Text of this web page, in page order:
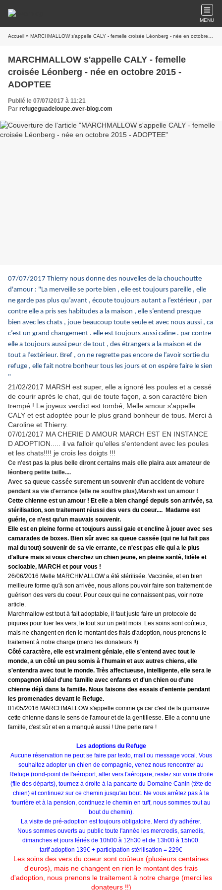
MENU
Accueil » MARCHMALLOW s'appelle CALY - femelle croisée Léonberg - née en octobre 2015 - ADOPTEE
MARCHMALLOW s'appelle CALY - femelle
croisée Léonberg - née en octobre 2015 -
ADOPTEE
Publié le 07/07/2017 à 11:21
Par refugeguadeloupe.over-blog.com
07/07/2017 Thierry nous donne des nouvelles de la chouchoutte
d'amour : "La merveille se porte bien , elle est toujours pareille , elle
ne garde pas plus qu’avant , écoute toujours autant a l’extérieur , par
contre elle a pris ses habitudes a la maison , elle s’entend presque
bien avec les chats , joue beaucoup toute seule et avec nous aussi , ca
c’est un grand changement . elle est toujours aussi caline . par contre
elle a toujours aussi peur de tout , des étrangers a la maison et de
tout a l’extérieur. Bref , on ne regrette pas encore de l’avoir sortie du
refuge , elle fait notre bonheur tous les jours et on espère faire le sien
"
21/02/2017 MARSH est super, elle a ignoré les poules et a cessé
de courir après le chat, qui de toute façon, a son caractère bien
trempé ! Le joyeux verdict est tombé, Melle amour s'appelle
CALY et est adoptée pour le plus grand bonheur de tous. Merci à
Caroline et Thierry.
07/01/2017 MA CHERIE D AMOUR MARCH EST EN INSTANCE
D ADOPTION..... il va falloir qu'elles s'entendent avec les poules
et les chats!!!! je crois les doigts !!!
Ce n'est pas la plus belle diront certains mais elle plaira aux amateur de
léonberg petite taille....
Avec sa queue cassée surement un souvenir d'un accident de voiture
pendant sa vie d'errance (elle ne souffre plus),Marsh est un amour !
Cette chienne est un amour ! Et elle a bien changé depuis son arrivée, sa
stérilisation, son traitement réussi des vers du coeur.... Madame est
guérie, ce n'est qu'un mauvais souvenir.
Elle est en pleine forme et toujours aussi gaie et encline à jouer avec ses
camarades de boxes. Bien sûr avec sa queue cassée (qui ne lui fait pas
mal du tout) souvenir de sa vie errante, ce n'est pas elle qui a le plus
d'allure mais si vous cherchez un chien jeune, en pleine santé, fidèle et
socioable, MARCH et pour vous !
26/06/2016 Melle MARCHMALLOW a été stérilisée. Vaccinée, et en bien
meilleure forme qu'à son arrivée, nous allons pouvoir faire son traitement de
guérison des vers du coeur. Pour ceux qui ne connaissent pas, voir notre
article.
Marchmallow est tout à fait adoptable, il faut juste faire un protocole de
piqures pour tuer les vers, le tout sur un petit mois. Les soins sont coûteux,
mais ne changent en rien le montant des frais d'adoption, nous prenons le
traitement à notre charge (merci les donateurs !!)
Côté caractère, elle est vraiment géniale, elle s'entend avec tout le
monde, a un côté un peu somis à l'humain et aux autres chiens, elle
s'entendra avec tout le monde. Très affectueuse, intelligente, elle sera le
compagnon idéal d'une famille avec enfants et d'un chien ou d'une
chienne déjà dans la famille. Nous faisons des essais d'entente pendant
les promenades devant le Refuge.
01/05/2016 MARCHMALLOW s'appelle comme ça car c'est de la guimauve
cette chienne dans le sens de l'amour et de la gentillesse. Elle a connu une
famille, c'est sûr et en a manqué aussi ! Une perle rare !
Les adoptions du Refuge
Aucune réservation ne peut se faire par texto, mail ou message vocal. Vous
souhaitez adopter un chien de compagnie, venez nous rencontrer au
Refuge (rond-point de l'aéroport, aller vers l'aérogare, restez sur votre droite
(file des départs), tournez à droite à la pancarte du Domaine Canin (tête de
chien) et continuez sur ce chemin jusqu'au bout. Ne vous arrêtez pas à la
fourrière et à la pension, continuez le chemin en tuff, nous sommes tout au
bout du chemin).
La visite de pré-adoption est toujours obligatoire. Merci d'y adhérer.
Nous sommes ouverts au public toute l'année les mercredis, samedis,
dimanches et jours fériés de 10h00 à 12h30 et de 13h00 à 15h00.
tarif adoption 139€ + participation stérilisation = 229€
Les soins des vers du coeur sont coûteux (plusieurs centaines
d'euros), mais ne changent en rien le montant des frais
d'adoption, nous prenons le traitement à notre charge (merci les
donateurs !!)